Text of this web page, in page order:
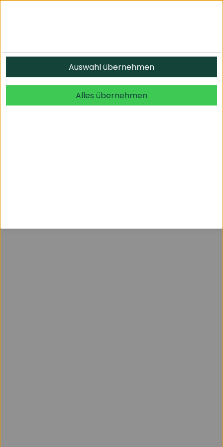
© 2026 undefined. alle Rechte vorbehalten.
Auswahl übernehmen
Alles übernehmen